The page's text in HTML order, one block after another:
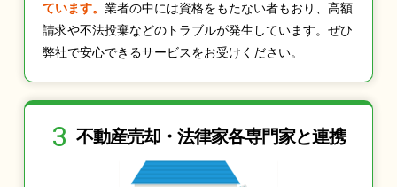
ています。 業者の中には資格をもたない者もおり、高額
請求や不法投棄などのトラブルが発生しています。ぜひ
弊社で安心できるサービスをお受けください。
3 不動産売却・法律家各専門家と連携